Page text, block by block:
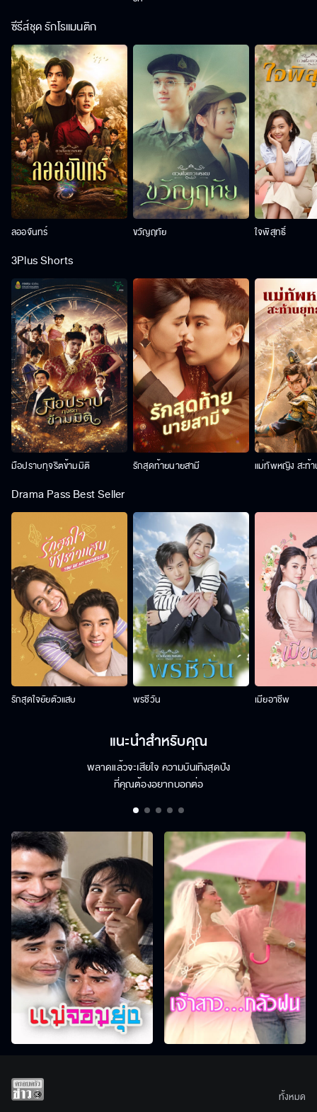
ซีรีส์ชุด รักโรแมนติก
ลออจันทร์ ขวัญฤทัย ใจพิสุทธิ์
3Plus Shorts
มือปราบทุจริตข้ามมิติ รักสุดท้ายนายสามี แม่ทัพหญิง สะท้
Drama Pass Best Seller
รักสุดใจยัยตัวแสบ พรชีวัน เมียอาชีพ
แนะนำสำหรับคุณ
พลาดแล้วจะเสียใจ ความบันเทิงสุดปัง
ที่คุณต้องอยากบอกต่อ
ทั้งหมด